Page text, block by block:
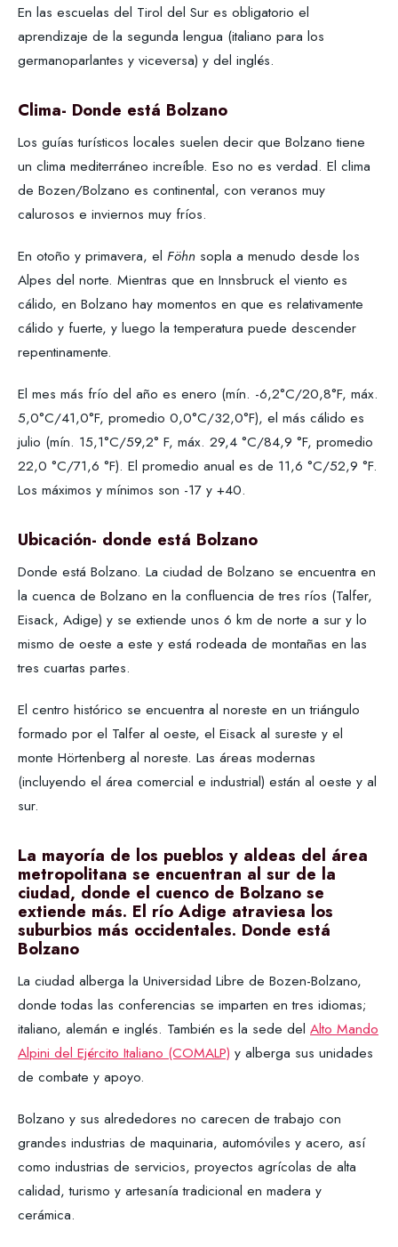
En las escuelas del Tirol del Sur es obligatorio el
aprendizaje de la segunda lengua (italiano para los
germanoparlantes y viceversa) y del inglés.
Clima- Donde está Bolzano
Los guías turísticos locales suelen decir que Bolzano tiene
un clima mediterráneo increíble. Eso no es verdad. El clima
de Bozen/Bolzano es continental, con veranos muy
calurosos e inviernos muy fríos.
En otoño y primavera, el Föhn sopla a menudo desde los
Alpes del norte. Mientras que en Innsbruck el viento es
cálido, en Bolzano hay momentos en que es relativamente
cálido y fuerte, y luego la temperatura puede descender
repentinamente.
El mes más frío del año es enero (mín. -6,2°C/20,8°F, máx.
5,0°C/41,0°F, promedio 0,0°C/32,0°F), el más cálido es
julio (mín. 15,1°C/59,2° F, máx. 29,4 °C/84,9 °F, promedio
22,0 °C/71,6 °F). El promedio anual es de 11,6 °C/52,9 °F.
Los máximos y mínimos son -17 y +40.
Ubicación- donde está Bolzano
Donde está Bolzano. La ciudad de Bolzano se encuentra en
la cuenca de Bolzano en la confluencia de tres ríos (Talfer,
Eisack, Adige) y se extiende unos 6 km de norte a sur y lo
mismo de oeste a este y está rodeada de montañas en las
tres cuartas partes.
El centro histórico se encuentra al noreste en un triángulo
formado por el Talfer al oeste, el Eisack al sureste y el
monte Hörtenberg al noreste. Las áreas modernas
(incluyendo el área comercial e industrial) están al oeste y al
sur.
La mayoría de los pueblos y aldeas del área
metropolitana se encuentran al sur de la
ciudad, donde el cuenco de Bolzano se
extiende más. El río Adige atraviesa los
suburbios más occidentales. Donde está
Bolzano
La ciudad alberga la Universidad Libre de Bozen-Bolzano,
donde todas las conferencias se imparten en tres idiomas;
italiano, alemán e inglés. También es la sede del Alto Mando
Alpini del Ejército Italiano (COMALP) y alberga sus unidades
de combate y apoyo.
Bolzano y sus alrededores no carecen de trabajo con
grandes industrias de maquinaria, automóviles y acero, así
como industrias de servicios, proyectos agrícolas de alta
calidad, turismo y artesanía tradicional en madera y
cerámica.